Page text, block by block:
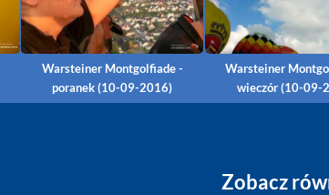
Warsteiner Montgolfiade -
poranek (10-09-2016)
Warsteiner
wieczór (10-09-
Zobacz